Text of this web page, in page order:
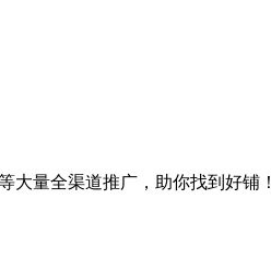
大量全渠道推广，助你找到好铺！